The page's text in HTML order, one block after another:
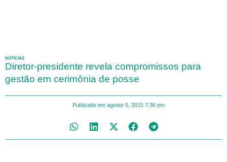
NOTÍCIAS
Diretor-presidente revela compromissos para
gestão em cerimônia de posse
Publicado em agosto 5, 2015 7:36 pm